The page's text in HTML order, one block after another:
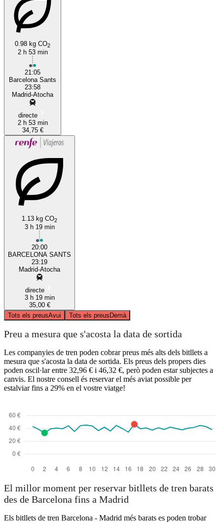
0.98 kg CO2
2 h 53 min
21:05
Barcelona Sants
23:58
Madrid-Atocha
directe
2 h 53 min
34,75 €
1.13 kg CO2
3 h 19 min
20:00
BARCELONA SANTS
23:19
Madrid-Atocha
directe
3 h 19 min
35,00 €
Tots els preusAvui Tots els preusDemà
Preu a mesura que s'acosta la data de sortida
Les companyies de tren poden cobrar preus més alts dels bitllets a
mesura que s'acosta la data de sortida. Els preus dels propers dies
poden oscil·lar entre 32,96 € i 46,32 €, però poden estar subjectes a
canvis. El nostre consell és reservar el més aviat possible per
estalviar fins a 29% en el vostre viatge!
El millor moment per reservar bitllets de tren barats
des de Barcelona fins a Madrid
Els bitllets de tren Barcelona - Madrid més barats es poden trobar